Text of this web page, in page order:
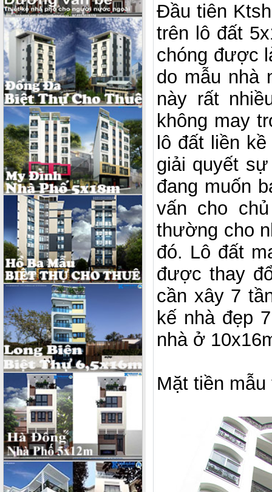
Đầu tiên
trên lô đất
chóng được
do mẫu nhà
này rất
không may
lô đất liền
giải quyết
đang muốn
vấn cho
thường cho
đó. Lô đất
được thay
cần xây 7
kế nhà đẹp
nhà ở
Mặt tiền